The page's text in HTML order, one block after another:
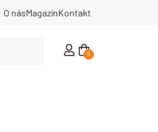
O násMagazínKontakt
0